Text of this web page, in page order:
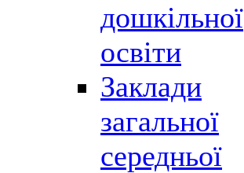
дошкільної
освіти
Заклади
загальної
середньої